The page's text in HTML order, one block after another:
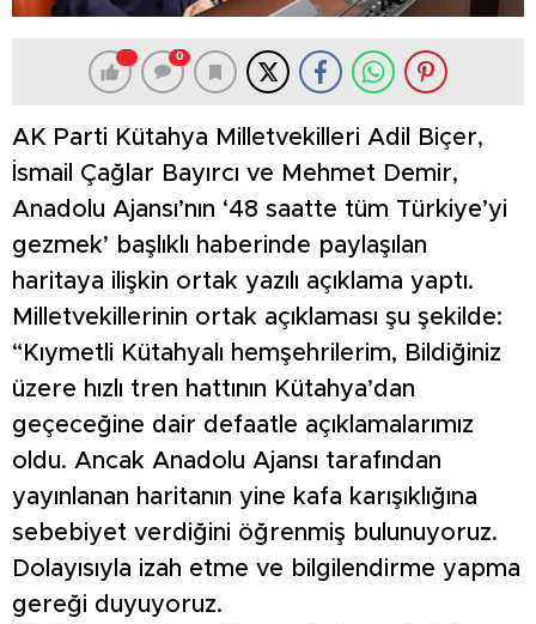
0
AK Parti Kütahya Milletvekilleri Adil Biçer,
İsmail Çağlar Bayırcı ve Mehmet Demir,
Anadolu Ajansı’nın ‘48 saatte tüm Türkiye’yi
gezmek’ başlıklı haberinde paylaşılan
haritaya ilişkin ortak yazılı açıklama yaptı.
Milletvekillerinin ortak açıklaması şu şekilde:
“Kıymetli Kütahyalı hemşehrilerim, Bildiğiniz
üzere hızlı tren hattının Kütahya’dan
geçeceğine dair defaatle açıklamalarımız
oldu. Ancak Anadolu Ajansı tarafından
yayınlanan haritanın yine kafa karışıklığına
sebebiyet verdiğini öğrenmiş bulunuyoruz.
Dolayısıyla izah etme ve bilgilendirme yapma
gereği duyuyoruz.